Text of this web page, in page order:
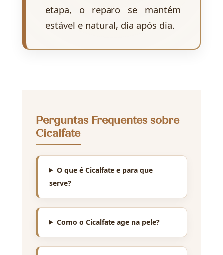
etapa, o reparo se mantém
estável e natural, dia após dia.
Perguntas Frequentes sobre
Cicalfate
O que é Cicalfate e para que
serve?
Como o Cicalfate age na pele?